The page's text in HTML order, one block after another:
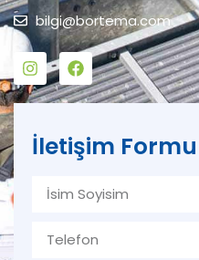
bilgi@bortema.com
İletişim Formu